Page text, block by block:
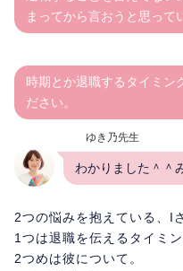
まってから言おうと思って
時期とか退職するタイミン
ださい。
ゆき乃先生
わかりました＾＾
2つの悩みを抱えている、I
1つは退職を伝えるタイミン
2つめは彼について。